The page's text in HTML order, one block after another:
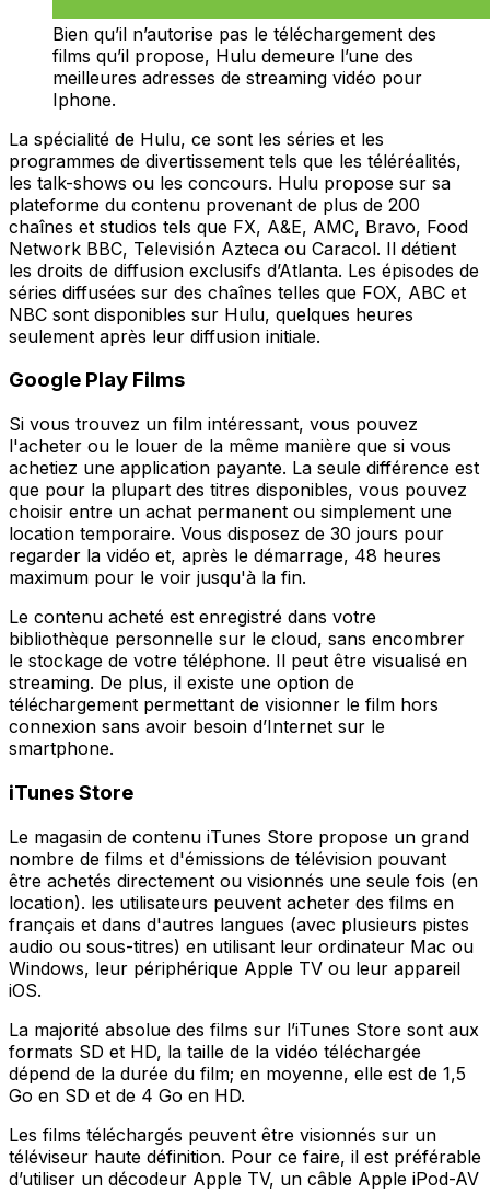
Bien qu’il n’autorise pas le téléchargement des
films qu’il propose, Hulu demeure l’une des
meilleures adresses de streaming vidéo pour
Iphone.
La spécialité de Hulu, ce sont les séries et les
programmes de divertissement tels que les téléréalités,
les talk-shows ou les concours. Hulu propose sur sa
plateforme du contenu provenant de plus de 200
chaînes et studios tels que FX, A&E, AMC, Bravo, Food
Network BBC, Televisión Azteca ou Caracol. Il détient
les droits de diffusion exclusifs d’Atlanta. Les épisodes de
séries diffusées sur des chaînes telles que FOX, ABC et
NBC sont disponibles sur Hulu, quelques heures
seulement après leur diffusion initiale.
Google Play Films
Si vous trouvez un film intéressant, vous pouvez
l'acheter ou le louer de la même manière que si vous
achetiez une application payante. La seule différence est
que pour la plupart des titres disponibles, vous pouvez
choisir entre un achat permanent ou simplement une
location temporaire. Vous disposez de 30 jours pour
regarder la vidéo et, après le démarrage, 48 heures
maximum pour le voir jusqu'à la fin.
Le contenu acheté est enregistré dans votre
bibliothèque personnelle sur le cloud, sans encombrer
le stockage de votre téléphone. Il peut être visualisé en
streaming. De plus, il existe une option de
téléchargement permettant de visionner le film hors
connexion sans avoir besoin d’Internet sur le
smartphone.
iTunes Store
Le magasin de contenu iTunes Store propose un grand
nombre de films et d'émissions de télévision pouvant
être achetés directement ou visionnés une seule fois (en
location). les utilisateurs peuvent acheter des films en
français et dans d'autres langues (avec plusieurs pistes
audio ou sous-titres) en utilisant leur ordinateur Mac ou
Windows, leur périphérique Apple TV ou leur appareil
iOS.
La majorité absolue des films sur l’iTunes Store sont aux
formats SD et HD, la taille de la vidéo téléchargée
dépend de la durée du film; en moyenne, elle est de 1,5
Go en SD et de 4 Go en HD.
Les films téléchargés peuvent être visionnés sur un
téléviseur haute définition. Pour ce faire, il est préférable
d’utiliser un décodeur Apple TV, un câble Apple iPod-AV